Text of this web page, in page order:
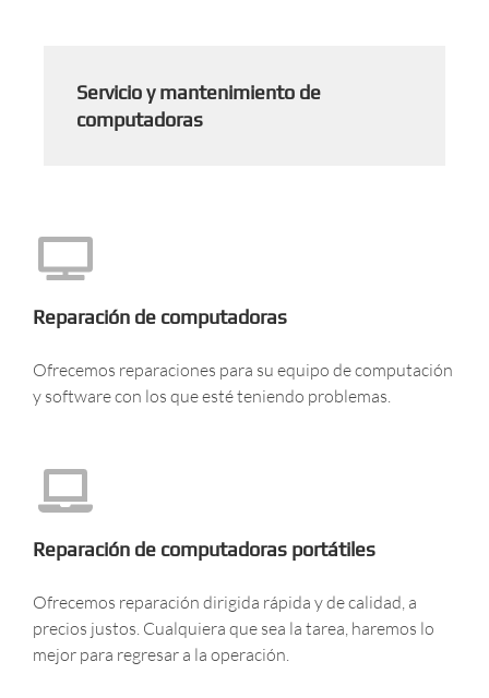
Servicio y mantenimiento de
computadoras
Reparación de computadoras
Ofrecemos reparaciones para su equipo de computación
y software con los que esté teniendo problemas.
Reparación de computadoras portátiles
Ofrecemos reparación dirigida rápida y de calidad, a
precios justos. Cualquiera que sea la tarea, haremos lo
mejor para regresar a la operación.